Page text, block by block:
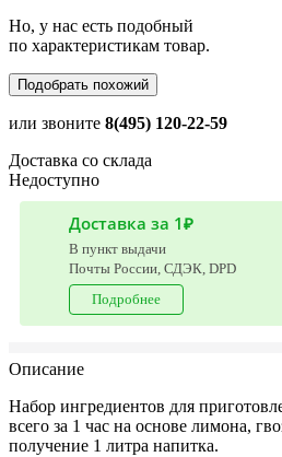
Но, у нас есть подобный
по характеристикам товар.
Подобрать похожий
или звоните 8(495) 120-22-59
Доставка со склада
Недоступно
Доставка за 1₽
В пункт выдачи
Почты России, СДЭК, DPD
Подробнее
Описание
Набор ингредиентов для
всего за 1 час на основе лимона,
получение 1 литра напитка.